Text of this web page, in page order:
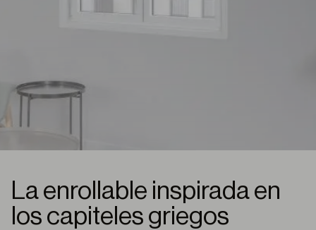
La enrollable inspirada en
los capiteles griegos